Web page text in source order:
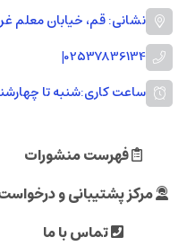
نشانی: قم، خیابان معلم
02537836134
|
ساعت کاری:شنبه تا چهارشنبه
فهرست منشورات
مرکز پشتیبانی و
تماس با ما